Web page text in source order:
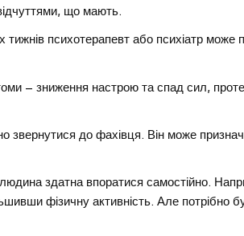
що мають.
психотерапевт або психіатр може
– зниження настрою та спад сил,
звернутися до фахівця. Він може
людина здатна впоратися самостійно.
фізичну активність. Але потрібно